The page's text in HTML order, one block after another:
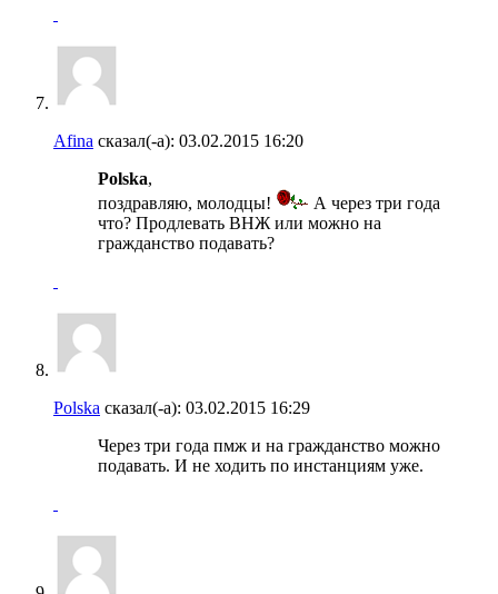
Afina сказал(-а): 03.02.2015 16:20
Polska,
поздравляю, молодцы!
А через три года
что? Продлевать ВНЖ или можно на
гражданство подавать?
Polska сказал(-а): 03.02.2015 16:29
Через три года пмж и на гражданство можно
подавать. И не ходить по инстанциям уже.